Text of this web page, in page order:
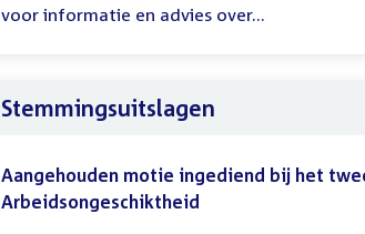
voor informatie en advies over...
Stemmingsuitslagen
Aangehouden motie ingediend bij het
Arbeidsongeschiktheid